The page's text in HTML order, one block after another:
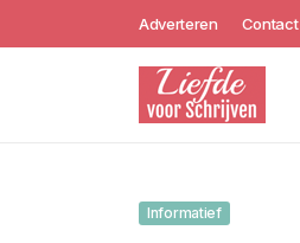
Adverteren Contact
Informatief